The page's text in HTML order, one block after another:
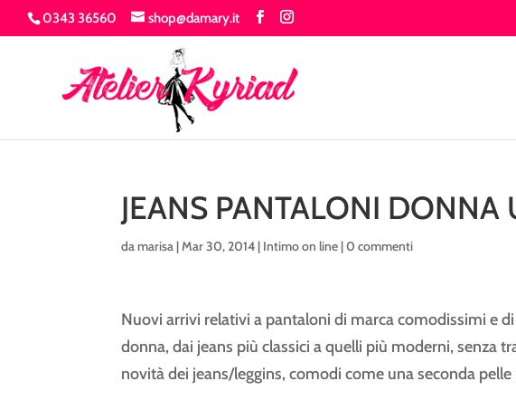
0343 36560 shop@damary.it
JEANS PANTALONI DONNA
damarisa | Mar 30, 2014 | Intimo on line |0 commenti
Nuovi arrivi relativi a pantaloni di marca comodissimi e
donna, dai jeans più classici a quelli più moderni, senza
novità dei jeans/leggins, comodi come una seconda